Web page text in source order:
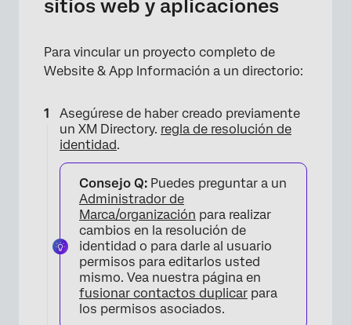
sitios web y aplicaciones
Para vincular un proyecto completo de
Website & App Información a un directorio:
Asegúrese de haber creado previamente
un XM Directory. regla de resolución de
identidad.
Consejo Q: Puedes preguntar a un
Administrador de
Marca/organización para realizar
cambios en la resolución de
identidad o para darle al usuario
permisos para editarlos usted
mismo. Vea nuestra página en
fusionar contactos duplicar para
los permisos asociados.